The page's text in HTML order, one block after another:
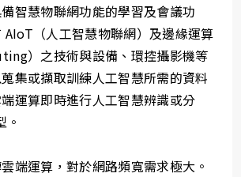
智慧物聯網功能的學習及會議功
AIoT（人工智慧物聯網）及邊緣運算
）之技術與設備、環控攝影機等
集或擷取訓練人工智慧所需的資料
運算即時進行人工智慧辨識或分
。
端運算，對於網路頻寬需求極大。